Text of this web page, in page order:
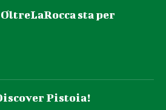
sta per
Pistoia!